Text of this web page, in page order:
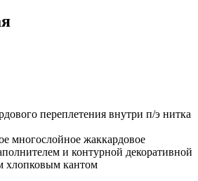
переплетения внутри п/э нитка
многослойное жаккардовое
и контурной декоративной
хлопковым кантом